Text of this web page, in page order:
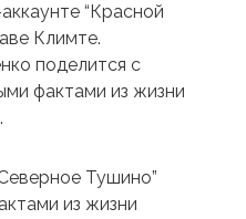
“Красной
Климте.
поделится с
фактами из жизни
Тушино”
из жизни